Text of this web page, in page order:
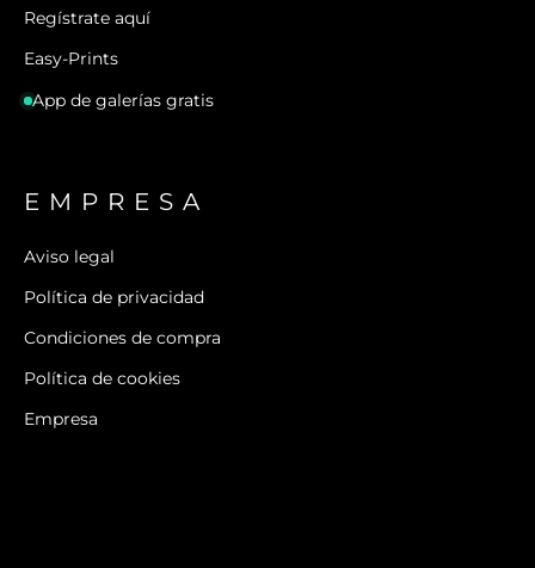
Regístrate aquí
Easy-Prints
App de galerías gratis
EMPRESA
Aviso legal
Política de privacidad
Condiciones de compra
Política de cookies
Empresa